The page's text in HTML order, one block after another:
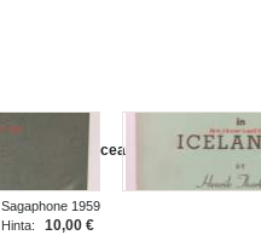
Let`s say it in Iceandic (Sano se
Sagaphone 1959
Hinta:
10,00 €